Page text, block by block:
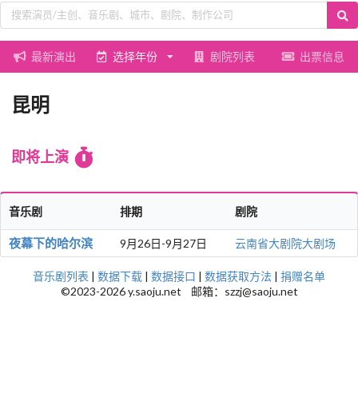
最新演出 选择年份 剧院列表 出票信息
昆明
即将上演
音乐剧 排期 剧院
夜幕下的哈尔滨 9月26日-9月27日 云南省大剧院大剧场
音乐剧列表 | 数据下载 | 数据接口 | 数据获取方法 | 捐赠名单
©2023-2026 y.saoju.net 邮箱：szzj@saoju.net